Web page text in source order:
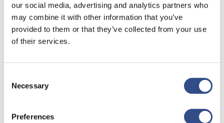
our social media, advertising and analytics partners who
may combine it with other information that you’ve
provided to them or that they’ve collected from your use
of their services.
Selection
Necessary
Preferences
Nieuwe AI-primeur voor Maastricht Aachen Airport: